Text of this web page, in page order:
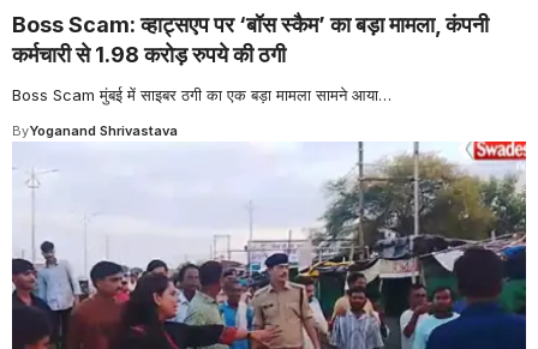
Boss Scam: व्हाट्सएप पर ‘बॉस स्कैम’ का बड़ा मामला, कंपनी
कर्मचारी से 1.98 करोड़ रुपये की ठगी
Boss Scam मुंबई में साइबर ठगी का एक बड़ा मामला सामने आया…
ByYoganand Shrivastava